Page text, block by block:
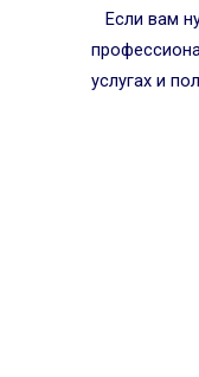
Если вам
услугах и